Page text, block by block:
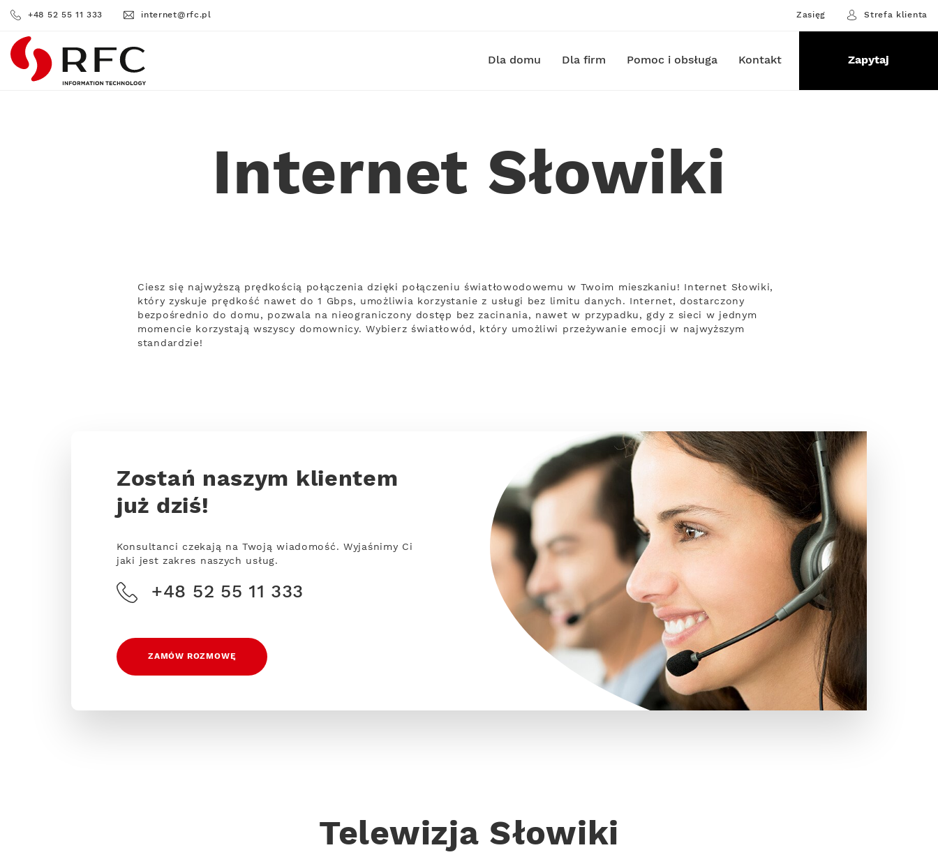
+48 52 55 11 333 internet@rfc.pl Zasięg Strefa klienta
RFC Dla domu Dla firm Pomoc i obsługa Kontakt Zapytaj
Internet Słowiki
Ciesz się najwyższą prędkością połączenia dzięki połączeniu światłowodowemu w Twoim mieszkaniu! Internet Słowiki,
który zyskuje prędkość nawet do 1 Gbps, umożliwia korzystanie z usługi bez limitu danych. Internet, dostarczony
bezpośrednio do domu, pozwala na nieograniczony dostęp bez zacinania, nawet w przypadku, gdy z sieci w jednym
momencie korzystają wszyscy domownicy. Wybierz światłowód, który umożliwi przeżywanie emocji w najwyższym
standardzie!
Zostań naszym klientem
już dziś!
Konsultanci czekają na Twoją wiadomość. Wyjaśnimy Ci
jaki jest zakres naszych usług.
+48 52 55 11 333
ZAMÓW ROZMOWĘ
Telewizja Słowiki